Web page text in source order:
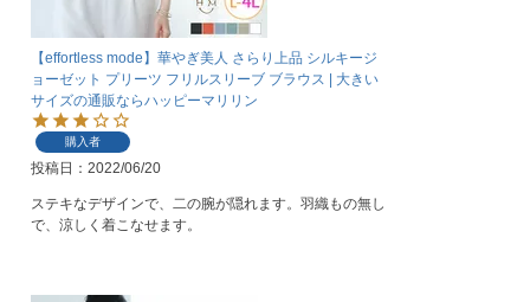
【effortless mode】華やぎ美人 さらり上品 シルキージ
ョーゼット プリーツ フリルスリーブ ブラウス | 大きい
サイズの通販ならハッピーマリリン
購入者
投稿日 2022/06/20
ステキなデザインで、二の腕が隠れます。羽織もの無し
で、涼しく着こなせます。